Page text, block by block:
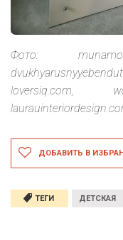
Фото:
loversiq.com,
ДОБАВИТЬ В
ТЕГИ ДЕТСКАЯ